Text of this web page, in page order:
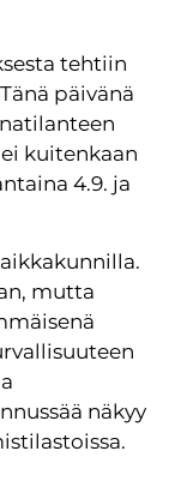
tehtiin
päivänä
kuitenkaan
4.9. ja
mutta
näkyy